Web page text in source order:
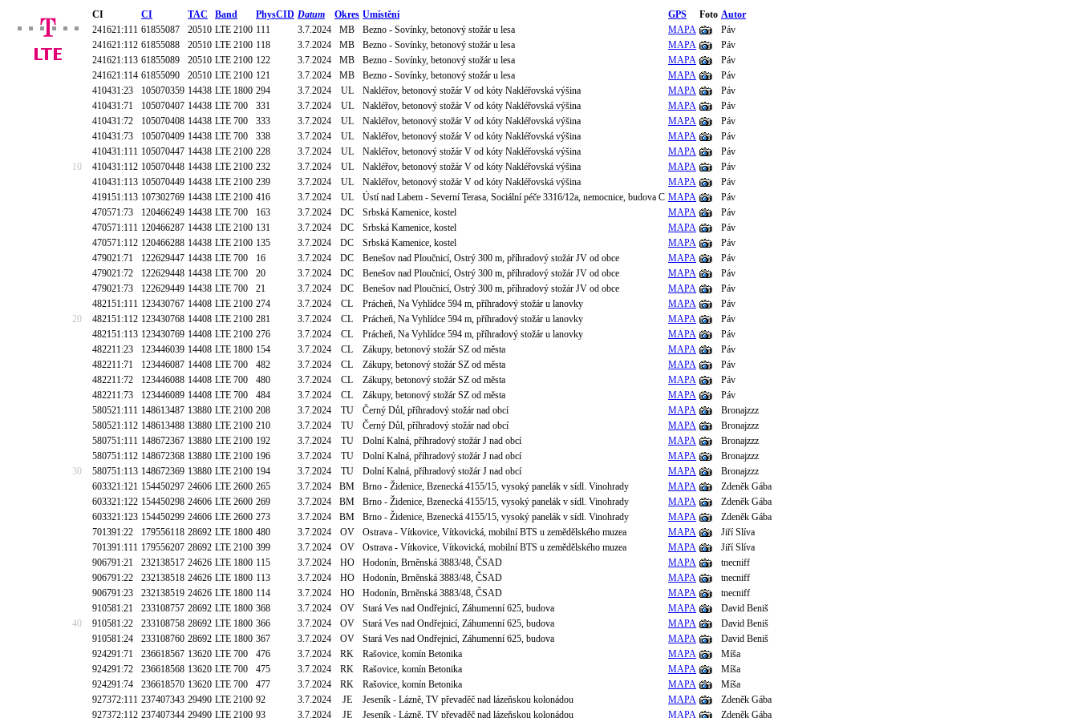
CI CI TAC Band PhysCID Datum Okres Umístění GPS Foto Autor
241621:111 61855087 20510 LTE 2100 111 3.7.2024 MB Bezno - Sovínky, betonový stožár u lesa MAPA
Páv
241621:112 61855088 20510 LTE 2100 118 3.7.2024 MB Bezno - Sovínky, betonový stožár u lesa MAPA
Páv
241621:113 61855089 20510 LTE 2100 122 3.7.2024 MB Bezno - Sovínky, betonový stožár u lesa MAPA
Páv
241621:114 61855090 20510 LTE 2100 121 3.7.2024 MB Bezno - Sovínky, betonový stožár u lesa MAPA
Páv
410431:23
105070359 14438 LTE 1800 294 3.7.2024 UL Nakléřov, betonový stožár V od kóty Nakléřovská výšina MAPA
Páv
410431:71
105070407 14438 LTE 700 331 3.7.2024 UL Nakléřov, betonový stožár V od kóty Nakléřovská výšina MAPA
Páv
410431:72
105070408 14438 LTE 700 333 3.7.2024 UL Nakléřov, betonový stožár V od kóty Nakléřovská výšina MAPA
Páv
410431:73
105070409 14438 LTE 700 338 3.7.2024 UL Nakléřov, betonový stožár V od kóty Nakléřovská výšina MAPA
Páv
410431:111 105070447 14438 LTE 2100 228 3.7.2024 UL Nakléřov, betonový stožár V od kóty Nakléřovská výšina MAPA
Páv
10
410431:112 105070448 14438 LTE 2100 232 3.7.2024 UL Nakléřov, betonový stožár V od kóty Nakléřovská výšina MAPA
Páv
410431:113 105070449 14438 LTE 2100 239 3.7.2024 UL Nakléřov, betonový stožár V od kóty Nakléřovská výšina MAPA
Páv
419151:113 107302769 14438 LTE 2100 416 3.7.2024 UL Ústí nad Labem - Severní Terasa, Sociální péče 3316/12a, nemocnice, budova C MAPA
Páv
470571:73
120466249 14438 LTE 700 163 3.7.2024 DC Srbská Kamenice, kostel MAPA
Páv
470571:111 120466287 14438 LTE 2100 131 3.7.2024 DC Srbská Kamenice, kostel MAPA
Páv
470571:112 120466288 14438 LTE 2100 135 3.7.2024 DC Srbská Kamenice, kostel MAPA
Páv
479021:71
122629447 14438 LTE 700 16 3.7.2024 DC Benešov nad Ploučnicí, Ostrý 300 m, příhradový stožár JV od obce MAPA
Páv
479021:72
122629448 14438 LTE 700 20 3.7.2024 DC Benešov nad Ploučnicí, Ostrý 300 m, příhradový stožár JV od obce MAPA
Páv
479021:73
122629449 14438 LTE 700 21 3.7.2024 DC Benešov nad Ploučnicí, Ostrý 300 m, příhradový stožár JV od obce MAPA
Páv
482151:111 123430767 14408 LTE 2100 274 3.7.2024 CL Prácheň, Na Vyhlídce 594 m, příhradový stožár u lanovky MAPA
Páv
20
482151:112 123430768 14408 LTE 2100 281 3.7.2024 CL Prácheň, Na Vyhlídce 594 m, příhradový stožár u lanovky MAPA
Páv
482151:113 123430769 14408 LTE 2100 276 3.7.2024 CL Prácheň, Na Vyhlídce 594 m, příhradový stožár u lanovky MAPA
Páv
482211:23
123446039 14408 LTE 1800 154 3.7.2024 CL Zákupy, betonový stožár SZ od města MAPA
Páv
482211:71
123446087 14408 LTE 700 482 3.7.2024 CL Zákupy, betonový stožár SZ od města MAPA
Páv
482211:72
123446088 14408 LTE 700 480 3.7.2024 CL Zákupy, betonový stožár SZ od města MAPA
Páv
482211:73
123446089 14408 LTE 700 484 3.7.2024 CL Zákupy, betonový stožár SZ od města MAPA
Páv
580521:111 148613487 13880 LTE 2100 208 3.7.2024 TU Černý Důl, příhradový stožár nad obcí MAPA
Bronajzzz
580521:112 148613488 13880 LTE 2100 210 3.7.2024 TU Černý Důl, příhradový stožár nad obcí MAPA
Bronajzzz
580751:111 148672367 13880 LTE 2100 192 3.7.2024 TU Dolní Kalná, příhradový stožár J nad obcí MAPA
Bronajzzz
580751:112 148672368 13880 LTE 2100 196 3.7.2024 TU Dolní Kalná, příhradový stožár J nad obcí MAPA
Bronajzzz
30
580751:113 148672369 13880 LTE 2100 194 3.7.2024 TU Dolní Kalná, příhradový stožár J nad obcí MAPA
Bronajzzz
603321:121 154450297 24606 LTE 2600 265 3.7.2024 BM Brno - Židenice, Bzenecká 4155/15, vysoký panelák v sídl. Vinohrady MAPA
Zdeněk Gába
603321:122 154450298 24606 LTE 2600 269 3.7.2024 BM Brno - Židenice, Bzenecká 4155/15, vysoký panelák v sídl. Vinohrady MAPA
Zdeněk Gába
603321:123 154450299 24606 LTE 2600 273 3.7.2024 BM Brno - Židenice, Bzenecká 4155/15, vysoký panelák v sídl. Vinohrady MAPA
Zdeněk Gába
701391:22
179556118 28692 LTE 1800 480 3.7.2024 OV Ostrava - Vítkovice, Vítkovická, mobilní BTS u zemědělského muzea MAPA
Jiří Slíva
701391:111 179556207 28692 LTE 2100 399 3.7.2024 OV Ostrava - Vítkovice, Vítkovická, mobilní BTS u zemědělského muzea MAPA
Jiří Slíva
906791:21
232138517 24626 LTE 1800 115 3.7.2024 HO Hodonín, Brněnská 3883/48, ČSAD MAPA
tnecniff
906791:22
232138518 24626 LTE 1800 113 3.7.2024 HO Hodonín, Brněnská 3883/48, ČSAD MAPA
tnecniff
906791:23
232138519 24626 LTE 1800 114 3.7.2024 HO Hodonín, Brněnská 3883/48, ČSAD MAPA
tnecniff
910581:21
233108757 28692 LTE 1800 368 3.7.2024 OV Stará Ves nad Ondřejnicí, Záhumenní 625, budova MAPA
David Beniš
40
910581:22 233108758 28692 LTE 1800 366 3.7.2024 OV Stará Ves nad Ondřejnicí, Záhumenní 625, budova MAPA
David Beniš
910581:24
233108760 28692 LTE 1800 367 3.7.2024 OV Stará Ves nad Ondřejnicí, Záhumenní 625, budova MAPA
David Beniš
924291:71
236618567 13620 LTE 700 476 3.7.2024 RK Rašovice, komín Betonika MAPA
Míša
924291:72
236618568 13620 LTE 700 475 3.7.2024 RK Rašovice, komín Betonika MAPA
Míša
924291:74
236618570 13620 LTE 700 477 3.7.2024 RK Rašovice, komín Betonika MAPA
Míša
927372:111 237407343 29490 LTE 2100 92 3.7.2024 JE Jeseník - Lázně, TV převaděč nad lázeňskou kolonádou MAPA
Zdeněk Gába
927372:112 237407344 29490 LTE 2100 93 3.7.2024 JE Jeseník - Lázně, TV převaděč nad lázeňskou kolonádou MAPA Zdeněk Gába